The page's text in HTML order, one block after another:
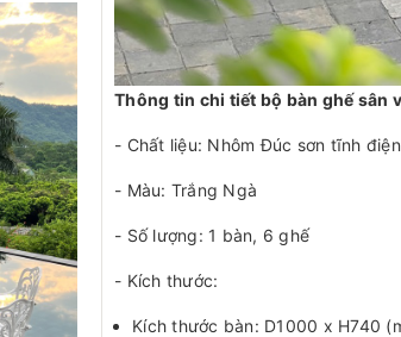
Thông tin chi tiết bộ bàn ghế sân
- Chất liệu: Nhôm Đúc sơn tĩnh điện
- Màu: Trắng Ngà
- Số lượng: 1 bàn, 6 ghế
- Kích thước:
Kích thước bàn: D1000 x H740